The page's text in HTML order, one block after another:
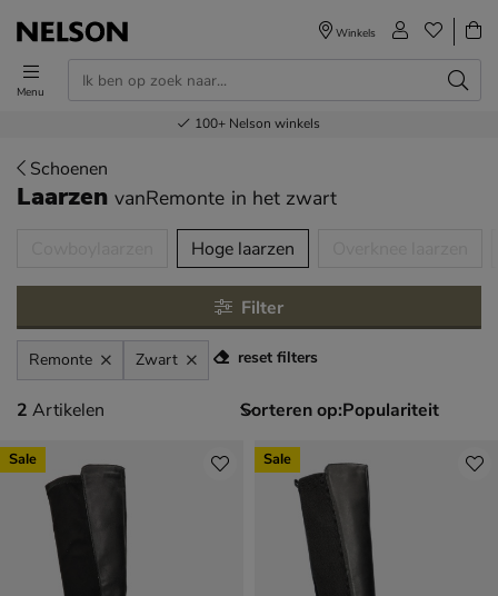
Menu
Winkels
Voor 23.00u besteld,volgende dag in huis
Gratisverzending en retour
Bestel nu,betaal later
100+ Nelson winkels
Schoenen
Laarzen vanRemonte in het zwart
Hoge laarzen
Filter
Remonte Zwart reset filters
2 artikelen
2 Artikelen Sorteren op:
Sale Sale